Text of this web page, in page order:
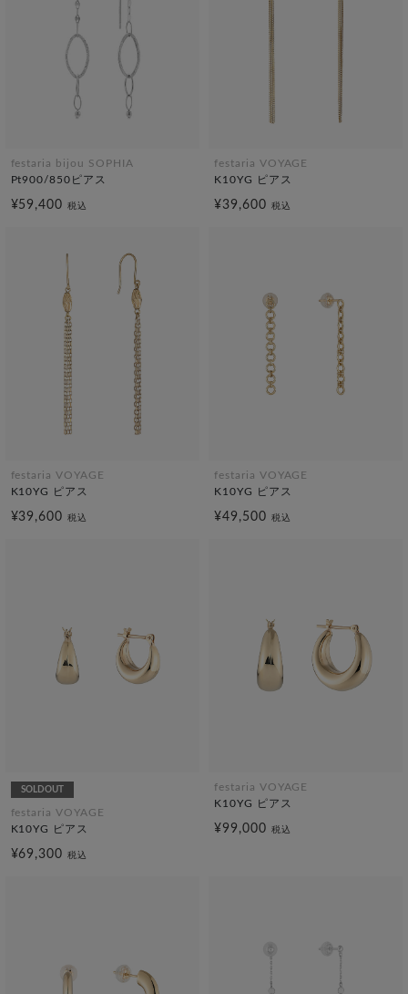
festaria bijou SOPHIA
Pt900/850ピアス
¥59,400税込
festaria VOYAGE
K10YG ピアス
¥39,600 税込
festaria VOYAGE
K10YG ピアス
¥39,600税込
festaria VOYAGE
K10YG ピアス
¥49,500 税込
SOLDOUT
festaria VOYAGE
K10YG ピアス
¥69,300税込
festaria VOYAGE
K10YG ピアス
¥99,000 税込